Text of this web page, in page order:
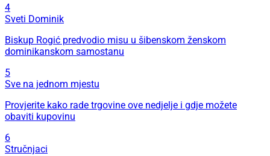
4
Sveti Dominik
Biskup Rogić predvodio misu u šibenskom ženskom
dominikanskom samostanu
5
Sve na jednom mjestu
Provjerite kako rade trgovine ove nedjelje i gdje možete
obaviti kupovinu
6
Stručnjaci